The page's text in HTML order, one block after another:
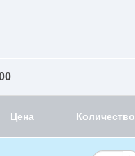
Цена Количество